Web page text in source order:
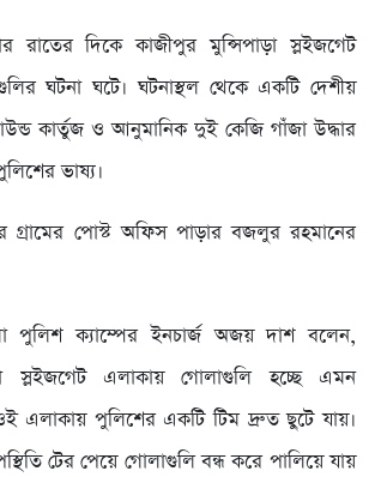
দিকে কাজীপুর মুন্সিপাড়া স্লইজগেট
ঘটনা ঘটে। ঘটনাস্থল থেকে একটি দেশীয়
কার্তুজ ও আনুমানিক দুই কেজি গাঁজা উদ্ধার
ভাষ্য।
গ্রামের পোস্ট অফিস পাড়ার বজলুর রহমানের
পুলিশ ক্যাম্পের ইনচার্জ অজয় দাশ বলেন,
স্লইজগেট এলাকায় গোলাগুলি হচ্ছে এমন
ওই এলাকায় পুলিশের একটি টিম দ্রুত ছুটে যায়।
টের পেয়ে গোলাগুলি বন্ধ করে পালিয়ে যায়